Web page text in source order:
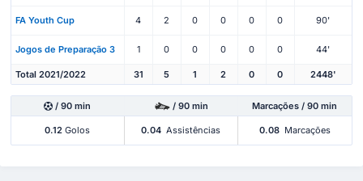
FA Youth Cup 4 2 0 0 0 0 90'
Jogos de Preparação 3 1 0 0 0 0 0 44'
Total 2021/2022 31 5 1 2 0 0 2448'
/ 90 min / 90 min Marcações / 90 min
0.12 Golos 0.04 Assistências 0.08 Marcações